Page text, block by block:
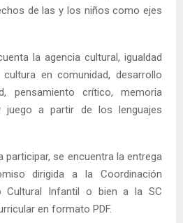
de las y los niños como ejes
la agencia cultural, igualdad
en comunidad, desarrollo
pensamiento crítico, memoria
juego a partir de los lenguajes
participar, se encuentra la entrega
dirigida a la Coordinación
Cultural Infantil o bien a la SC
en formato PDF.